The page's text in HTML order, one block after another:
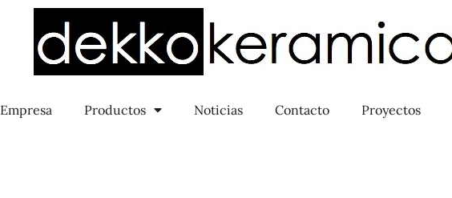
Empresa Productos Noticias Contacto Proyectos